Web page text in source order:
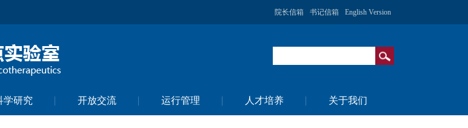
院长信箱 书记信箱 English Version
学研究 开放交流 运行管理 人才培养 关于我们